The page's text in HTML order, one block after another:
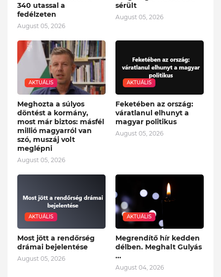
340 utassal a
fedélzeten
August 05, 2026
sérült
August 05, 2026
AKTUÁLIS
Meghozta a súlyos
döntést a kormány,
most már biztos: másfél
millió magyarról van
szó, muszáj volt
meglépni
August 05, 2026
AKTUÁLIS
Feketében az ország:
váratlanul elhunyt a
magyar politikus
August 05, 2026
AKTUÁLIS
Most jött a rendőrség
drámai bejelentése
August 05, 2026
AKTUÁLIS
Megrendítő hír kedden
délben. Meghalt Gulyás
...
August 04, 2026